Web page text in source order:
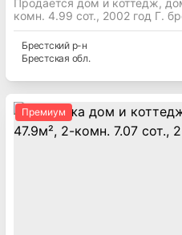
Продается дом и коттедж,
комн. 4.99 сот., 2002 год Г.
Брестский р-н
Брестская обл.
Премиум